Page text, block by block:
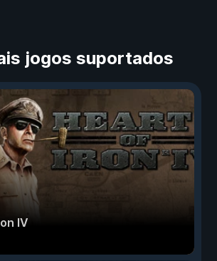
jogos suportados
IV